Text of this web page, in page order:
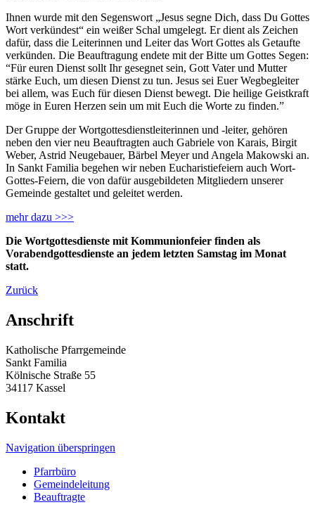
Ihnen wurde mit den Segenswort „Jesus segne Dich, dass Du Gottes
Wort verkündest“ ein weißer Schal umgelegt. Er dient als Zeichen
dafür, dass die Leiterinnen und Leiter das Wort Gottes als Getaufte
verkünden. Die Beauftragung endete mit der Bitte um Gottes Segen:
“Für euren Dienst sollt Ihr gesegnet sein, Gott Vater und Mutter
stärke Euch, um diesen Dienst zu tun. Jesus sei Euer Wegbegleiter
bei allem, was Euch für diesen Dienst bewegt. Die heilige Geistkraft
möge in Euren Herzen sein um mit Euch die Worte zu finden.”
Der Gruppe der Wortgottesdienstleiterinnen und -leiter, gehören
neben den vier neu Beauftragten auch Gabriele von Karais, Birgit
Weber, Astrid Neugebauer, Bärbel Meyer und Angela Makowski an.
In Sankt Familia begehen wir neben Eucharistiefeiern auch Wort-
Gottes-Feiern, die von dafür ausgebildeten Mitgliedern unserer
Gemeinde gestaltet und geleitet werden.
mehr dazu >>>
Die Wortgottesdienste mit Kommunionfeier finden als
Vorabendgottesdienste an jedem letzten Samstag im Monat
statt.
Zurück
Anschrift
Katholische Pfarrgemeinde
Sankt Familia
Kölnische Straße 55
34117 Kassel
Kontakt
Navigation überspringen
Pfarrbüro
Gemeindeleitung
Beauftragte